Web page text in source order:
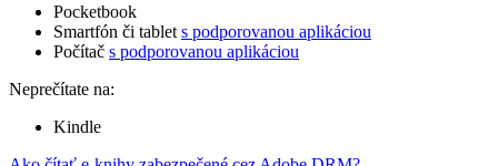
Pocketbook
Smartfón či tablet s podporovanou aplikáciou
Počítač s podporovanou aplikáciou
Neprečítate na:
Kindle